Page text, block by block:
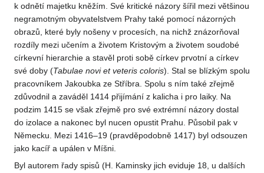
k odnětí majetku kněžím. Své kritické názory šířil mezi většinou
negramotným obyvatelstvem Prahy také pomocí názorných
obrazů, které byly nošeny v procesích, na nichž znázorňoval
rozdíly mezi učením a životem Kristovým a životem soudobé
církevní hierarchie a stavěl proti sobě církev prvotní a církev
své doby (Tabulae novi et veteris coloris). Stal se blízkým spolu
pracovníkem Jakoubka ze Stříbra. Spolu s ním také zřejmě
zdůvodnil a zaváděl 1414 přijímání z kalicha i pro laiky. Na
podzim 1415 se však zřejmě pro své extrémní názory dostal
do izolace a nakonec byl nucen opustit Prahu. Působil pak v
Německu. Mezi 1416–19 (pravděpodobně 1417) byl odsouzen
jako kacíř a upálen v Míšni.
Byl autorem řady spisů (H. Kaminsky jich eviduje 18, u dalších